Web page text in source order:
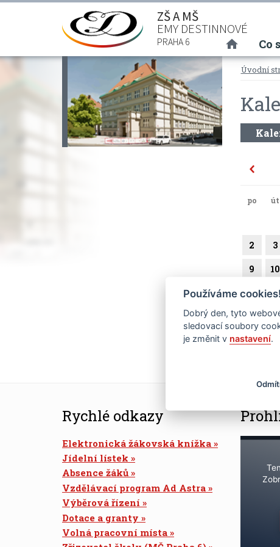
ZŠ A MŠ
EMY DESTINNOVÉ
PRAHA 6 Co
Úvodní
po út
2 3
9 10
16 17
23 24
30
Rychlé odkazy
Elektronická žákovská knížka
Jídelní lístek
Absence žáků
Vzdělávací program Ad Astra
Výběrová řízení
Dotace a granty
Volná pracovní místa
Používáme cookies!
Dobrý den, tyto
sledovací soubory
je změnit v nastavení.